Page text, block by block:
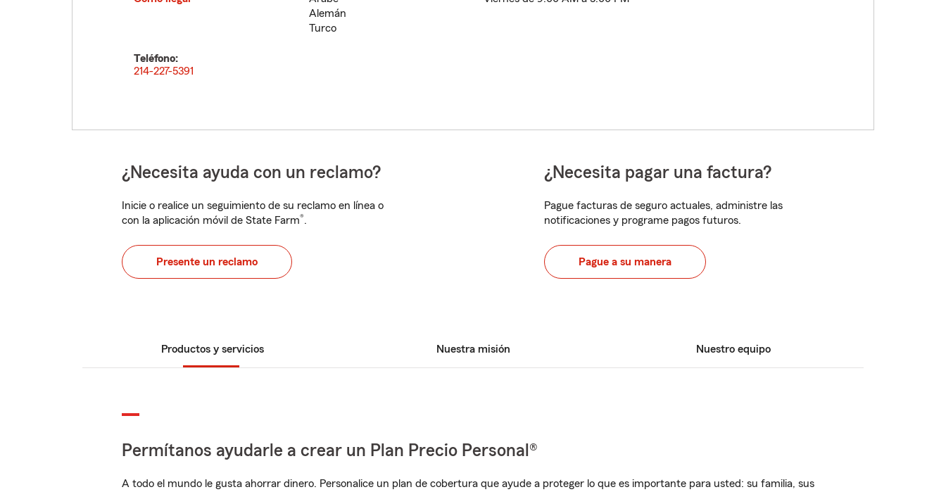
Alemán
Turco
Teléfono:
214-227-5391
¿Necesita ayuda con un reclamo?
Inicie o realice un seguimiento de su reclamo en línea o
con la aplicación móvil de State Farm®.
Presente un reclamo
¿Necesita pagar una factura?
Pague facturas de seguro actuales, administre las
notificaciones y programe pagos futuros.
Pague a su manera
Productos y servicios Nuestra misión Nuestro equipo
Permítanos ayudarle a crear un Plan Precio Personal®
A todo el mundo le gusta ahorrar dinero. Personalice un plan de cobertura que ayude a proteger lo que es importante para usted: su familia, sus